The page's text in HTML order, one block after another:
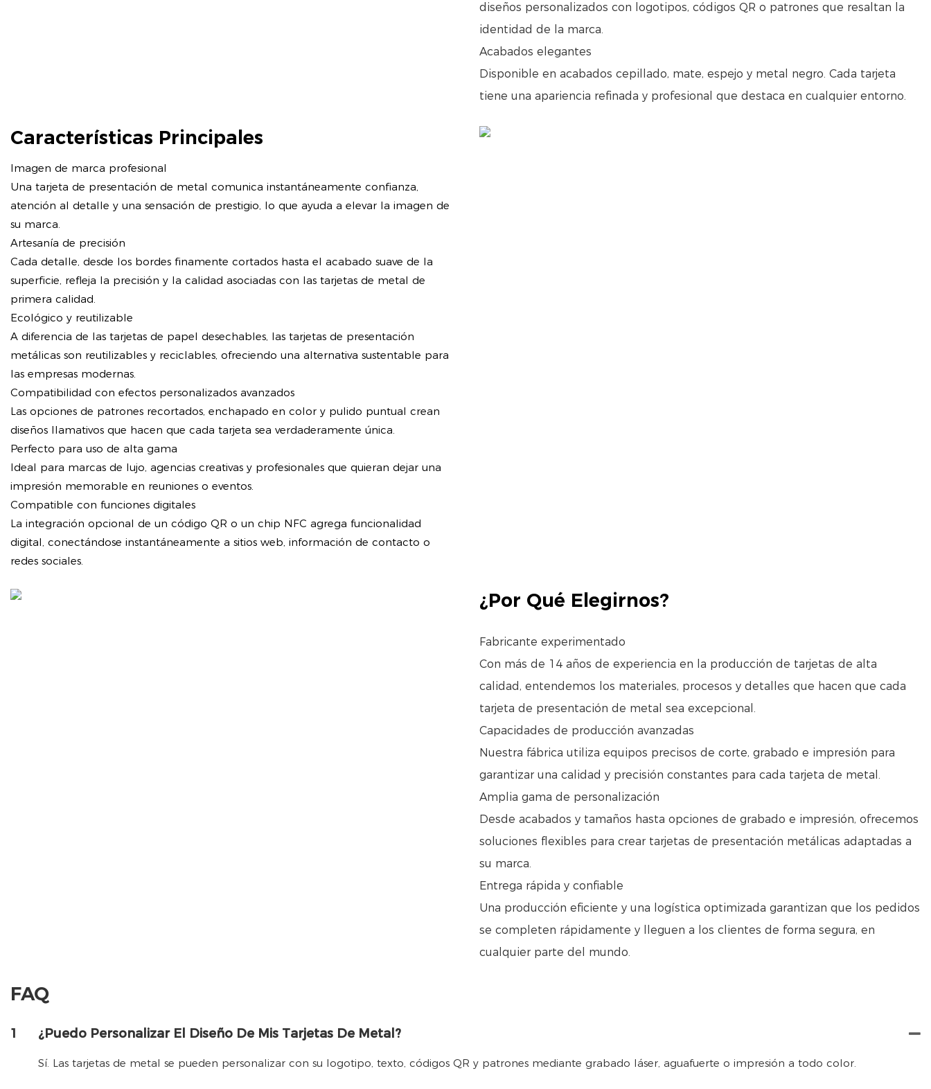
diseños personalizados con logotipos, códigos QR o patrones que resaltan la
identidad de la marca.
Acabados elegantes
Disponible en acabados cepillado, mate, espejo y metal negro. Cada tarjeta
tiene una apariencia refinada y profesional que destaca en cualquier entorno.
Características Principales
Imagen de marca profesional
Una tarjeta de presentación de metal comunica instantáneamente confianza,
atención al detalle y una sensación de prestigio, lo que ayuda a elevar la imagen de
su marca.
Artesanía de precisión
Cada detalle, desde los bordes finamente cortados hasta el acabado suave de la
superficie, refleja la precisión y la calidad asociadas con las tarjetas de metal de
primera calidad.
Ecológico y reutilizable
A diferencia de las tarjetas de papel desechables, las tarjetas de presentación
metálicas son reutilizables y reciclables, ofreciendo una alternativa sustentable para
las empresas modernas.
Compatibilidad con efectos personalizados avanzados
Las opciones de patrones recortados, enchapado en color y pulido puntual crean
diseños llamativos que hacen que cada tarjeta sea verdaderamente única.
Perfecto para uso de alta gama
Ideal para marcas de lujo, agencias creativas y profesionales que quieran dejar una
impresión memorable en reuniones o eventos.
Compatible con funciones digitales
La integración opcional de un código QR o un chip NFC agrega funcionalidad
digital, conectándose instantáneamente a sitios web, información de contacto o
redes sociales.
¿Por Qué Elegirnos?
Fabricante experimentado
Con más de 14 años de experiencia en la producción de tarjetas de alta
calidad, entendemos los materiales, procesos y detalles que hacen que cada
tarjeta de presentación de metal sea excepcional.
Capacidades de producción avanzadas
Nuestra fábrica utiliza equipos precisos de corte, grabado e impresión para
garantizar una calidad y precisión constantes para cada tarjeta de metal.
Amplia gama de personalización
Desde acabados y tamaños hasta opciones de grabado e impresión, ofrecemos
soluciones flexibles para crear tarjetas de presentación metálicas adaptadas a
su marca.
Entrega rápida y confiable
Una producción eficiente y una logística optimizada garantizan que los pedidos
se completen rápidamente y lleguen a los clientes de forma segura, en
cualquier parte del mundo.
FAQ
1 ¿Puedo Personalizar El Diseño De Mis Tarjetas De Metal?
Sí. Las tarjetas de metal se pueden personalizar con su logotipo, texto, códigos QR y patrones mediante grabado láser, aguafuerte o impresión a todo color.